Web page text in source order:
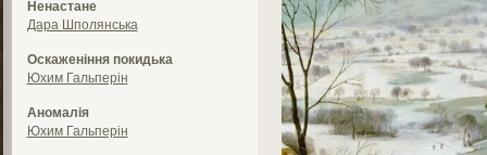
Ненастане
Дара Шполянська
Оскаженіння покидька
Юхим Гальперін
Аномалія
Юхим Гальперін